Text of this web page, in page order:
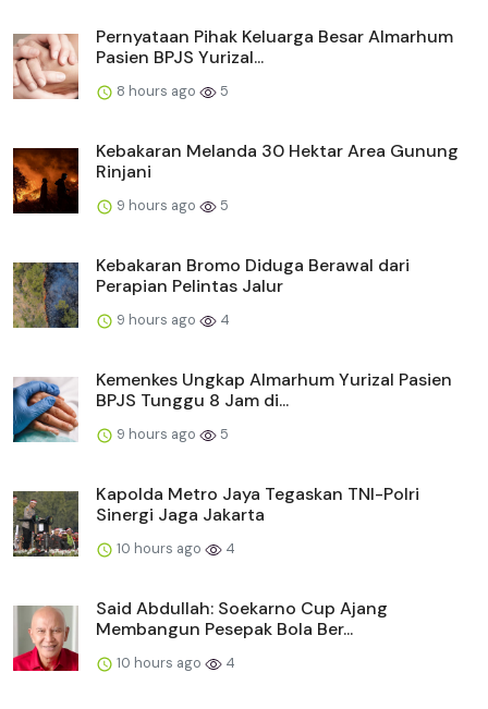
Pernyataan Pihak Keluarga Besar Almarhum
Pasien BPJS Yurizal...
8 hours ago 5
Kebakaran Melanda 30 Hektar Area Gunung
Rinjani
9 hours ago 5
Kebakaran Bromo Diduga Berawal dari
Perapian Pelintas Jalur
9 hours ago 4
Kemenkes Ungkap Almarhum Yurizal Pasien
BPJS Tunggu 8 Jam di...
9 hours ago 5
Kapolda Metro Jaya Tegaskan TNI-Polri
Sinergi Jaga Jakarta
10 hours ago 4
Said Abdullah: Soekarno Cup Ajang
Membangun Pesepak Bola Ber...
10 hours ago 4